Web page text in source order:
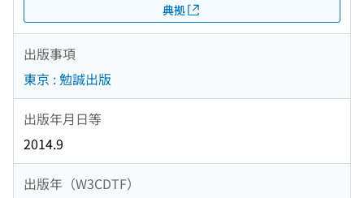
典拠
出版事項
東京 : 勉誠出版
出版年月日等
2014.9
出版年（W3CDTF）